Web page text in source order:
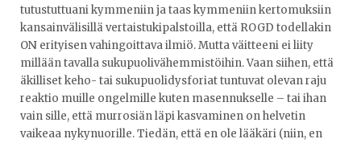
tutustuttuani kymmeniin ja taas kymmeniin kertomuksiin
kansainvälisillä vertaistukipalstoilla, että ROGD todellakin
ON erityisen vahingoittava ilmiö. Mutta väitteeni ei liity
millään tavalla sukupuolivähemmistöihin. Vaan siihen, että
äkilliset keho- tai sukupuolidysforiat tuntuvat olevan raju
reaktio muille ongelmille kuten masennukselle – tai ihan
vain sille, että murrosiän läpi kasvaminen on helvetin
vaikeaa nykynuorille. Tiedän, että en ole lääkäri (niin, en